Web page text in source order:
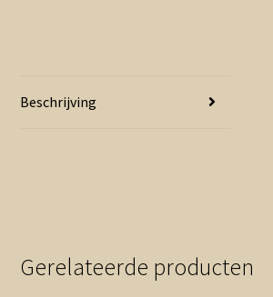
Beschrijving
Gerelateerde producten